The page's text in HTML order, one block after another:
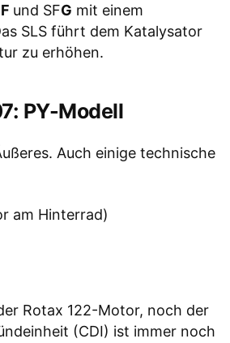
F und SFG mit einem
SLS führt dem Katalysator
zu erhöhen.
PY-Modell
Auch einige technische
am Hinterrad)
Rotax 122-Motor, noch der
(CDI) ist immer noch